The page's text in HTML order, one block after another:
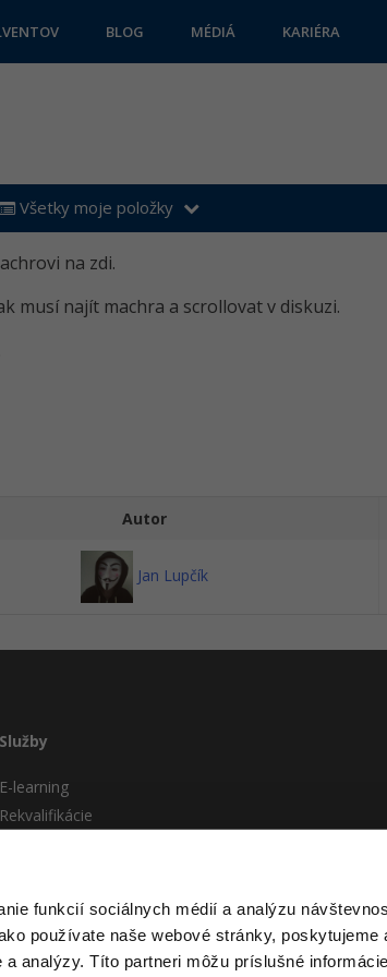
funkcií sociálnych médií a analýzu
používate naše webové stránky, poskytujeme
analýzy. Títo partneri môžu príslušné informácie
BLOG MÉDIÁ KARIÉRA
Všetky moje položky
na zdi.
musí najít machra a scrollovat v diskuzi.
Autor
Jan Lupčík
Služby
E-learning
Rekvalifikácie